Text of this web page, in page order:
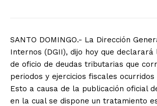
SANTO DOMINGO.- La Dirección
Internos (DGII), dijo hoy que
de oficio de deudas tributarias que
periodos y ejercicios fiscales ocurridos
Esto a causa de la publicación oficial
en la cual se dispone un tratamiento